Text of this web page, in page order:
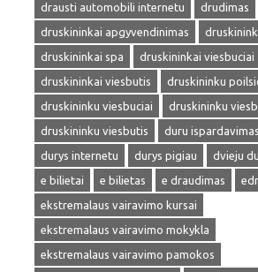
drausti automobili internetu
drudimas
druskininkai apgyvendinimas
druskininkai spa
druskininkai viesbuciai
druskininkai viesbutis
druskininku
druskininku viesbuciai
druskininku
druskininku viesbutis
duru ispardavimas
durys internetu
durys pigiau
dvieju
e bilietai
e bilietas e draudimas
ekstremalaus vairavimo kursai
ekstremalaus vairavimo mokykla
ekstremalaus vairavimo pamokos